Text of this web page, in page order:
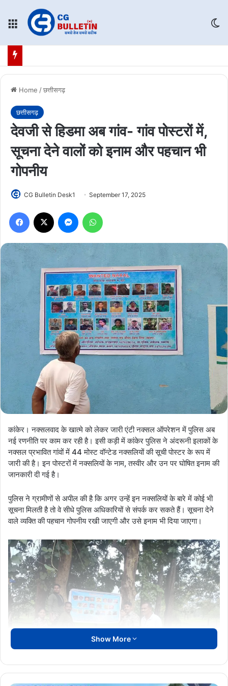
Menu
Home /छत्तीसगढ़
छत्तीसगढ़
देवजी से हिडमा अब गांव- गांव पोस्टरों में,
सूचना देने वालों को इनाम और पहचान भी
गोपनीय
CG Bulletin Desk1 September 17, 2025
Facebook Messenger
कांकेर। नक्सलवाद के खात्मे को लेकर जारी एंटी नक्सल ऑपरेशन में पुलिस अब
नई रणनीति पर काम कर रही है। इसी कड़ी में कांकेर पुलिस ने अंदरूनी इलाकों के
नक्सल प्रभावित गांवों में 44 मोस्ट वॉन्टेड नक्सलियों की सूची पोस्टर के रूप में
जारी की है। इन पोस्टरों में नक्सलियों के नाम, तस्वीर और उन पर घोषित इनाम की
जानकारी दी गई है।
पुलिस ने ग्रामीणों से अपील की है कि अगर उन्हें इन नक्सलियों के बारे में कोई भी
सूचना मिलती है तो वे सीधे पुलिस अधिकारियों से संपर्क कर सकते हैं। सूचना देने
वाले व्यक्ति की पहचान गोपनीय रखी जाएगी और उसे इनाम भी दिया जाएगा।
Show More